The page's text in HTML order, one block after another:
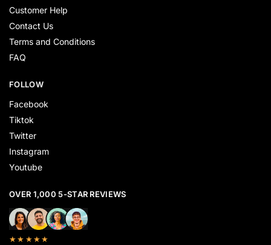
Customer Help
Contact Us
Terms and Conditions
FAQ
FOLLOW
Facebook
Tiktok
Twitter
Instagram
Youtube
OVER 1,000 5-STAR REVIEWS
★★★★★